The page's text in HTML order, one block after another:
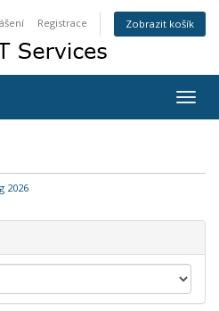
Registrace Zobrazit košík
2026